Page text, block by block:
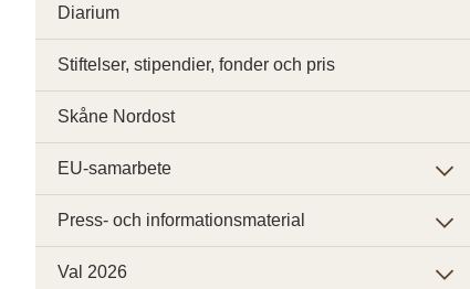
Diarium
Stiftelser, stipendier, fonder och pris
Skåne Nordost
EU-samarbete
Press- och informationsmaterial
Val 2026